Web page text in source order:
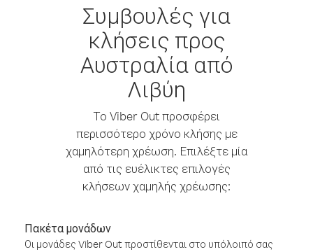
Συμβουλές για
κλήσεις προς
Αυστραλία από
Λιβύη
Το Viber Out προσφέρει
περισσότερο χρόνο κλήσης με
χαμηλότερη χρέωση. Επιλέξτε μία
από τις ευέλικτες επιλογές
κλήσεων χαμηλής χρέωσης:
Πακέτα μονάδων
Οι μονάδες Viber Out προστίθενται στο υπόλοιπό σας